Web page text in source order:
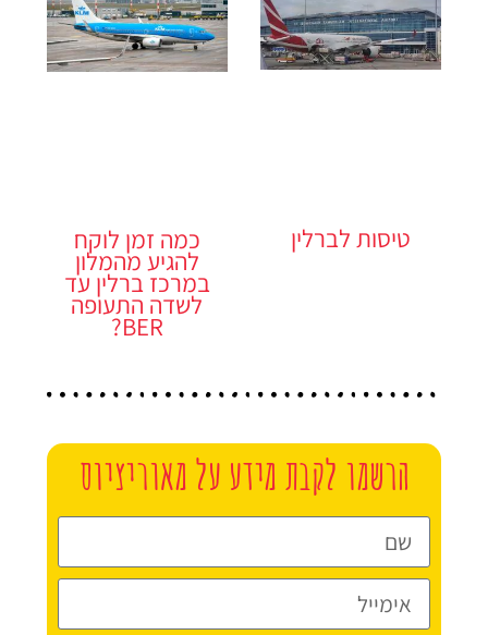
טיסות לברלין כמה זמן לוקח
להגיע מהמלון
במרכז ברלין עד
לשדה התעופה
BER?
הרשמו לקבת מידע על מאוריציוס